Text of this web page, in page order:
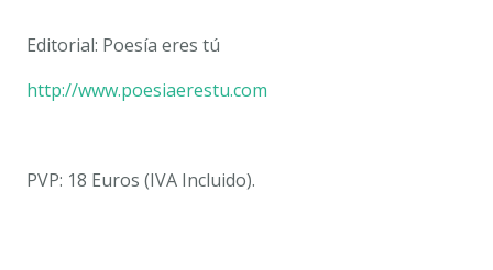
Editorial: Poesía eres tú
http://www.poesiaerestu.com
PVP: 18 Euros (IVA Incluido).